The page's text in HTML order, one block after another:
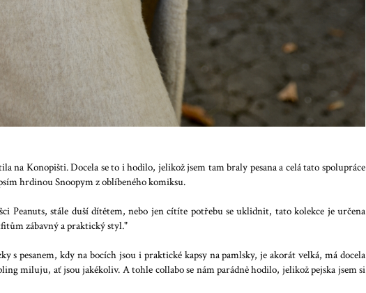
na Konopišti. Docela se to i hodilo, jelikož jsem tam braly pesana a celá tato spolupráce
hrdinou Snoopym z oblíbeného komiksu.
Peanuts, stále duší dítětem, nebo jen cítíte potřebu se uklidnit, tato kolekce je určena
zábavný a praktický styl."
s pesanem, kdy na bocích jsou i praktické kapsy na pamlsky, je akorát velká, má docela
miluju, ať jsou jakékoliv. A tohle collabo se nám parádně hodilo, jelikož pejska jsem si